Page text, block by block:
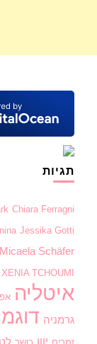
תגיות
Chiara Ferragni
Jessika Gotti
Micaela Schäfer
XENIA TCHOUMI
איטליה
גרמניה
יוון